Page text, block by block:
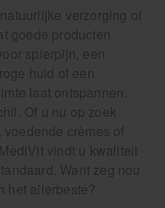
olie
verzorging of
goede producten
spierpijn, een
huid of een
laat ontspannen.
Of u nu op zoek
crèmes of
vindt u kwaliteit
Want zeg nou
het allerbeste?